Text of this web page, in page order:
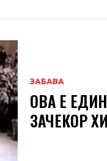
ЗАБАВА
ОВА Е
ЗАЧЕКОР